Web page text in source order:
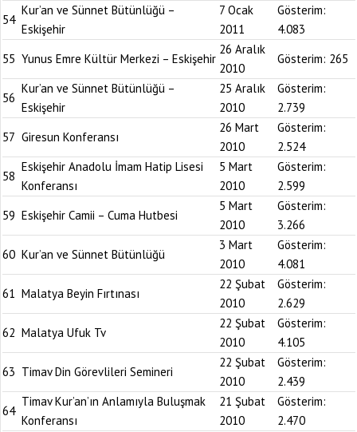
54
Kur’an ve Sünnet Bütünlüğü –
Eskişehir
7 Ocak
2011
Gösterim:
4.083
55 Yunus Emre Kültür Merkezi – Eskişehir
26 Aralık
2010
Gösterim: 265
56
Kur’an ve Sünnet Bütünlüğü –
Eskişehir
25 Aralık
2010
Gösterim:
2.739
57 Giresun Konferansı
26 Mart
2010
Gösterim:
2.524
58
Eskişehir Anadolu İmam Hatip Lisesi
Konferansı
5 Mart
2010
Gösterim:
2.599
59 Eskişehir Camii – Cuma Hutbesi
5 Mart
2010
Gösterim:
3.266
60 Kur’an ve Sünnet Bütünlüğü
3 Mart
2010
Gösterim:
4.081
61 Malatya Beyin Fırtınası
22 Şubat
2010
Gösterim:
2.629
62 Malatya Ufuk Tv
22 Şubat
2010
Gösterim:
4.105
63 Timav Din Görevlileri Semineri
22 Şubat
2010
Gösterim:
2.439
64
Timav Kur’an’ın Anlamıyla Buluşmak
Konferansı
21 Şubat
2010
Gösterim:
2.470